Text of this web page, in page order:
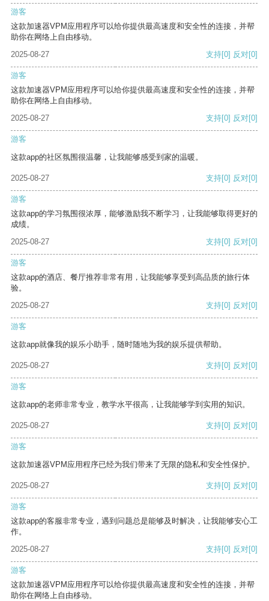
游客
这款加速器VPM应用程序可以给你提供最高速度和安全性的连接，并帮
助你在网络上自由移动。
2025-08-27
支持[0] 反对[0]
游客
这款加速器VPM应用程序可以给你提供最高速度和安全性的连接，并帮
助你在网络上自由移动。
2025-08-27
支持[0] 反对[0]
游客
这款app的社区氛围很温馨，让我能够感受到家的温暖。
2025-08-27 支持[0] 反对[0]
游客
这款app的学习氛围很浓厚，能够激励我不断学习，让我能够取得更好的
成绩。
2025-08-27
支持[0] 反对[0]
游客
这款app的酒店、餐厅推荐非常有用，让我能够享受到高品质的旅行体
验。
2025-08-27
支持[0] 反对[0]
游客
这款app就像我的娱乐小助手，随时随地为我的娱乐提供帮助。
2025-08-27 支持[0] 反对[0]
游客
这款app的老师非常专业，教学水平很高，让我能够学到实用的知识。
2025-08-27 支持[0] 反对[0]
游客
这款加速器VPM应用程序已经为我们带来了无限的隐私和安全性保护。
2025-08-27 支持[0] 反对[0]
游客
这款app的客服非常专业，遇到问题总是能够及时解决，让我能够安心工
作。
2025-08-27
支持[0] 反对[0]
游客
这款加速器VPM应用程序可以给你提供最高速度和安全性的连接，并帮
助你在网络上自由移动。